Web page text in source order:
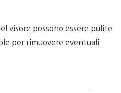
visore possono essere pulite
per rimuovere eventuali